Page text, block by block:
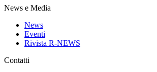
News e Media
News
Eventi
Rivista R-NEWS
Contatti